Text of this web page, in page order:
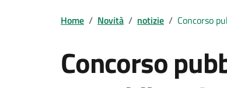
Home / Novità / notizie / Concorso
Concorso